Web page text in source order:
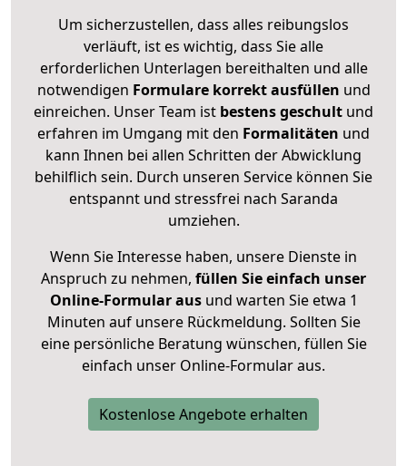
Um sicherzustellen, dass alles reibungslos
verläuft, ist es wichtig, dass Sie alle
erforderlichen Unterlagen bereithalten und alle
notwendigen Formulare korrekt ausfüllen und
einreichen. Unser Team ist bestens geschult und
erfahren im Umgang mit den Formalitäten und
kann Ihnen bei allen Schritten der Abwicklung
behilflich sein. Durch unseren Service können Sie
entspannt und stressfrei nach Saranda
umziehen.
Wenn Sie Interesse haben, unsere Dienste in
Anspruch zu nehmen, füllen Sie einfach unser
Online-Formular ausund warten Sie etwa 1
Minuten auf unsere Rückmeldung. Sollten Sie
eine persönliche Beratung wünschen, füllen Sie
einfach unser Online-Formular aus.
Kostenlose Angebote erhalten